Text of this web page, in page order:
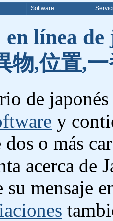
Software
línea
物,位置,
de
y
dos o más
acerca de
mensaje